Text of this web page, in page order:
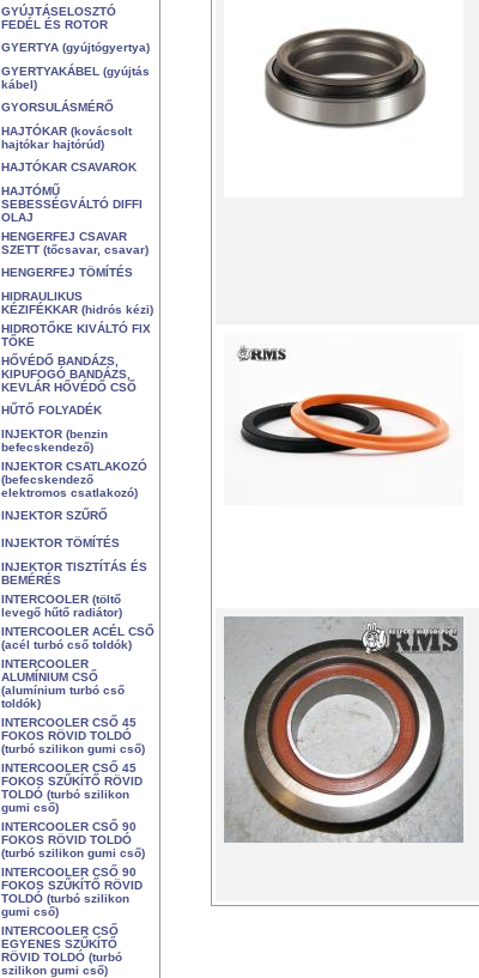
GYÚJTÁSELOSZTÓ
FEDÉL ÉS ROTOR
GYERTYA (gyújtógyertya)
GYERTYAKÁBEL (gyújtás
kábel)
GYORSULÁSMÉRŐ
HAJTÓKAR (kovácsolt
hajtókar hajtórúd)
HAJTÓKAR CSAVAROK
HAJTÓMŰ
SEBESSÉGVÁLTÓ DIFFI
OLAJ
HENGERFEJ CSAVAR
SZETT (tőcsavar, csavar)
HENGERFEJ TÖMÍTÉS
HIDRAULIKUS
KÉZIFÉKKAR (hidrós kézi)
HIDROTŐKE KIVÁLTÓ FIX
TŐKE
HŐVÉDŐ BANDÁZS,
KIPUFOGÓ BANDÁZS,
KEVLÁR HŐVÉDŐ CSŐ
HŰTŐ FOLYADÉK
INJEKTOR (benzin
befecskendező)
INJEKTOR CSATLAKOZÓ
(befecskendező
elektromos csatlakozó)
INJEKTOR SZŰRŐ
INJEKTOR TÖMÍTÉS
INJEKTOR TISZTÍTÁS ÉS
BEMÉRÉS
INTERCOOLER (töltő
levegő hűtő radiátor)
INTERCOOLER ACÉL CSŐ
(acél turbó cső toldók)
INTERCOOLER
ALUMÍNIUM CSŐ
(alumínium turbó cső
toldók)
INTERCOOLER CSŐ 45
FOKOS RÖVID TOLDÓ
(turbó szilikon gumi cső)
INTERCOOLER CSŐ 45
FOKOS SZŰKÍTŐ RÖVID
TOLDÓ (turbó szilikon
gumi cső)
INTERCOOLER CSŐ 90
FOKOS RÖVID TOLDÓ
(turbó szilikon gumi cső)
INTERCOOLER CSŐ 90
FOKOS SZŰKÍTŐ RÖVID
TOLDÓ (turbó szilikon
gumi cső)
INTERCOOLER CSŐ
EGYENES SZŰKÍTŐ
RÖVID TOLDÓ (turbó
szilikon gumi cső)